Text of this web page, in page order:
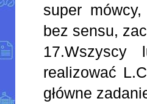
super
bez sensu,
realizować
główne